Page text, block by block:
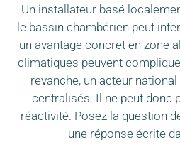
Un installateur basé
le bassin chambérien peut
un avantage concret en zone
climatiques peuvent
revanche, un acteur
centralisés. Il ne peut donc
réactivité. Posez la question
une réponse écrite